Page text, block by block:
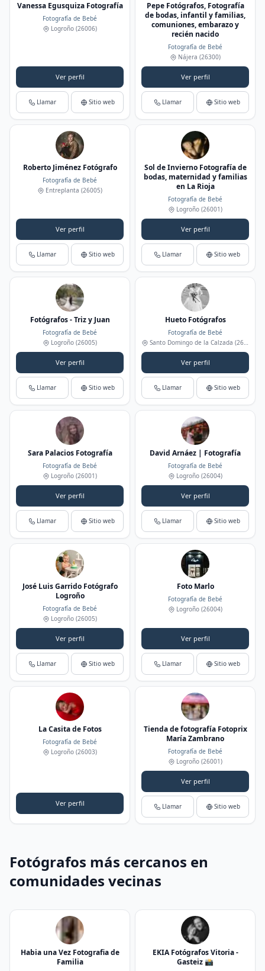
Vanessa Egusquiza Fotografía
Fotografía de Bebé
Logroño (26006)
Ver perfil
Llamar Sitio web
Pepe Fotógrafos, Fotografía
de bodas, infantil y familias,
comuniones, embarazo y
recién nacido
Fotografía de Bebé
Nájera (26300)
Ver perfil
Llamar Sitio web
Roberto Jiménez Fotógrafo
Fotografía de Bebé
Entreplanta (26005)
Ver perfil
Llamar Sitio web
Sol de Invierno Fotografía de
bodas, maternidad y familias
en La Rioja
Fotografía de Bebé
Logroño (26001)
Ver perfil
Llamar Sitio web
Fotógrafos - Triz y Juan
Fotografía de Bebé
Logroño (26005)
Ver perfil
Llamar Sitio web
Hueto Fotógrafos
Fotografía de Bebé
Santo Domingo de la Calzada (26250)
Ver perfil
Llamar Sitio web
Sara Palacios Fotografía
Fotografía de Bebé
Logroño (26001)
Ver perfil
Llamar Sitio web
David Arnáez | Fotografía
Fotografía de Bebé
Logroño (26004)
Ver perfil
Llamar Sitio web
José Luis Garrido Fotógrafo
Logroño
Fotografía de Bebé
Logroño (26005)
Ver perfil
Llamar Sitio web
Foto Marlo
Fotografía de Bebé
Logroño (26004)
Ver perfil
Llamar Sitio web
La Casita de Fotos
Fotografía de Bebé
Logroño (26003)
Ver perfil
Tienda de fotografía Fotoprix
María Zambrano
Fotografía de Bebé
Logroño (26001)
Ver perfil
Llamar Sitio web
Fotógrafos más cercanos en
comunidades vecinas
Habia una Vez Fotografia de
Familia
EKIA Fotógrafos Vitoria -
Gasteiz 📸